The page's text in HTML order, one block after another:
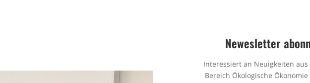
Newesletter
Interessiert an Neuigkeiten aus
Bereich Ökologische